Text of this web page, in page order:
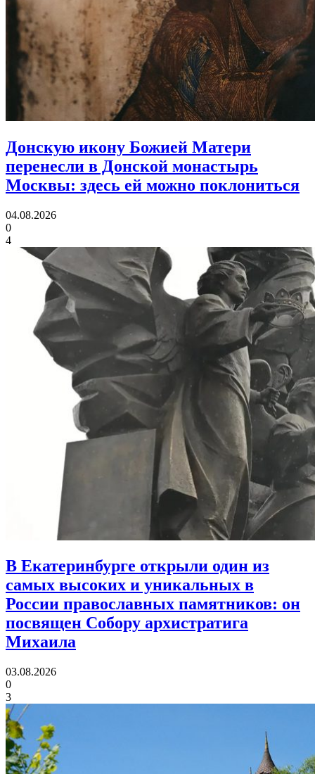
Донскую икону Божией Матери
перенесли в Донской монастырь
Москвы: здесь ей можно поклониться
04.08.2026
0
4
В Екатеринбурге открыли один из
самых высоких и уникальных в
России православных памятников: он
посвящен Собору архистратига
Михаила
03.08.2026
0
3